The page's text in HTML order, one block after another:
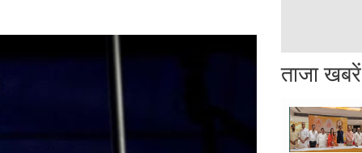
ताजा खबरें